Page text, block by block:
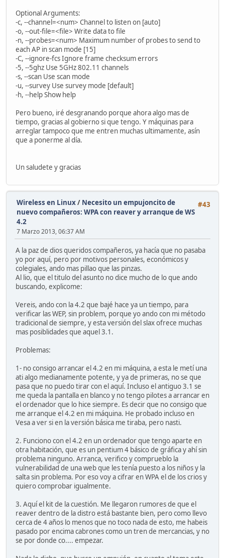
Optional Arguments:
-c, --channel=<num> Channel to listen on [auto]
-o, --out-file=<file> Write data to file
-n, --probes=<num> Maximum number of probes to send to
each AP in scan mode [15]
-C, --ignore-fcs Ignore frame checksum errors
-5, --5ghz Use 5GHz 802.11 channels
-s, --scan Use scan mode
-u, --survey Use survey mode [default]
-h, --help Show help
Pero bueno, iré desgranando porque ahora algo mas de
tiempo, gracias al gobierno si que tengo. Y máquinas para
arreglar tampoco que me entren muchas ultimamente, asín
que a ponerme al día.
Un saludete y gracias
#43
Wireless en Linux/ Necesito un empujoncito de
nuevo compañeros: WPA con reaver y arranque de WS
4.2
7 Marzo 2013, 06:37 AM
A la paz de dios queridos compañeros, ya hacía que no pasaba
yo por aquí, pero por motivos personales, económicos y
colegiales, ando mas pillao que las pinzas.
Al lio, que el titulo del asunto no dice mucho de lo que ando
buscando, explicome:
Vereis, ando con la 4.2 que bajé hace ya un tiempo, para
verificar las WEP, sin problem, porque yo ando con mi método
tradicional de siempre, y esta versión del slax ofrece muchas
mas posiblidades que aquel 3.1.
Problemas:
1- no consigo arrancar el 4.2 en mi máquina, a esta le metí una
ati algo medianamente potente, y ya de primeras, no se que
pasa que no puedo tirar con el aquí. Incluso el antiguo 3.1 se
me queda la pantalla en blanco y no tengo pilotes a arrancar en
el ordenador que lo hice siempre. Es decir que no consigo que
me arranque el 4.2 en mi máquina. He probado incluso en
Vesa a ver si en la versión básica me tiraba, pero nasti.
2. Funciono con el 4.2 en un ordenador que tengo aparte en
otra habitación, que es un pentium 4 básico de gráfica y ahí sin
problema ninguno. Arranca, verifico y comprueblo la
vulnerabilidad de una web que les tenía puesto a los niños y la
salta sin problema. Por eso voy a cifrar en WPA el de los crios y
quiero comprobar igualmente.
3. Aquí el kit de la cuestión. Me llegaron rumores de que el
reaver dentro de la distro está bastante bien, pero como llevo
cerca de 4 años lo menos que no toco nada de esto, me habeis
pasado por encima cabrones como un tren de mercancias, y no
se por donde co.... empezar.